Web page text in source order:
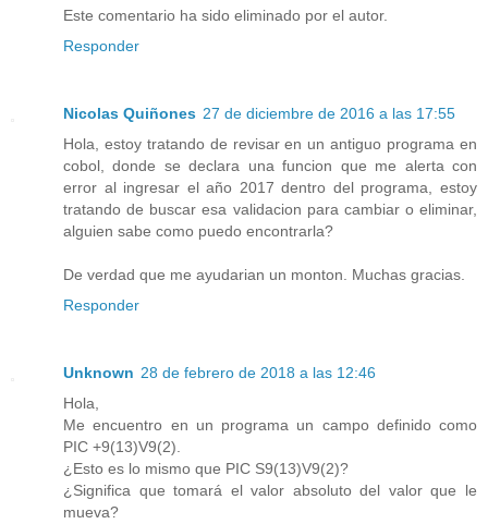
Este comentario ha sido eliminado por el autor.
Responder
Nicolas Quiñones 27 de diciembre de 2016 a las 17:55
Hola, estoy tratando de revisar en un antiguo programa en
cobol, donde se declara una funcion que me alerta con
error al ingresar el año 2017 dentro del programa, estoy
tratando de buscar esa validacion para cambiar o eliminar,
alguien sabe como puedo encontrarla?
De verdad que me ayudarian un monton. Muchas gracias.
Responder
Unknown 28 de febrero de 2018 a las 12:46
Hola,
Me encuentro en un programa un campo definido como
PIC +9(13)V9(2).
¿Esto es lo mismo que PIC S9(13)V9(2)?
¿Significa que tomará el valor absoluto del valor que le
mueva?